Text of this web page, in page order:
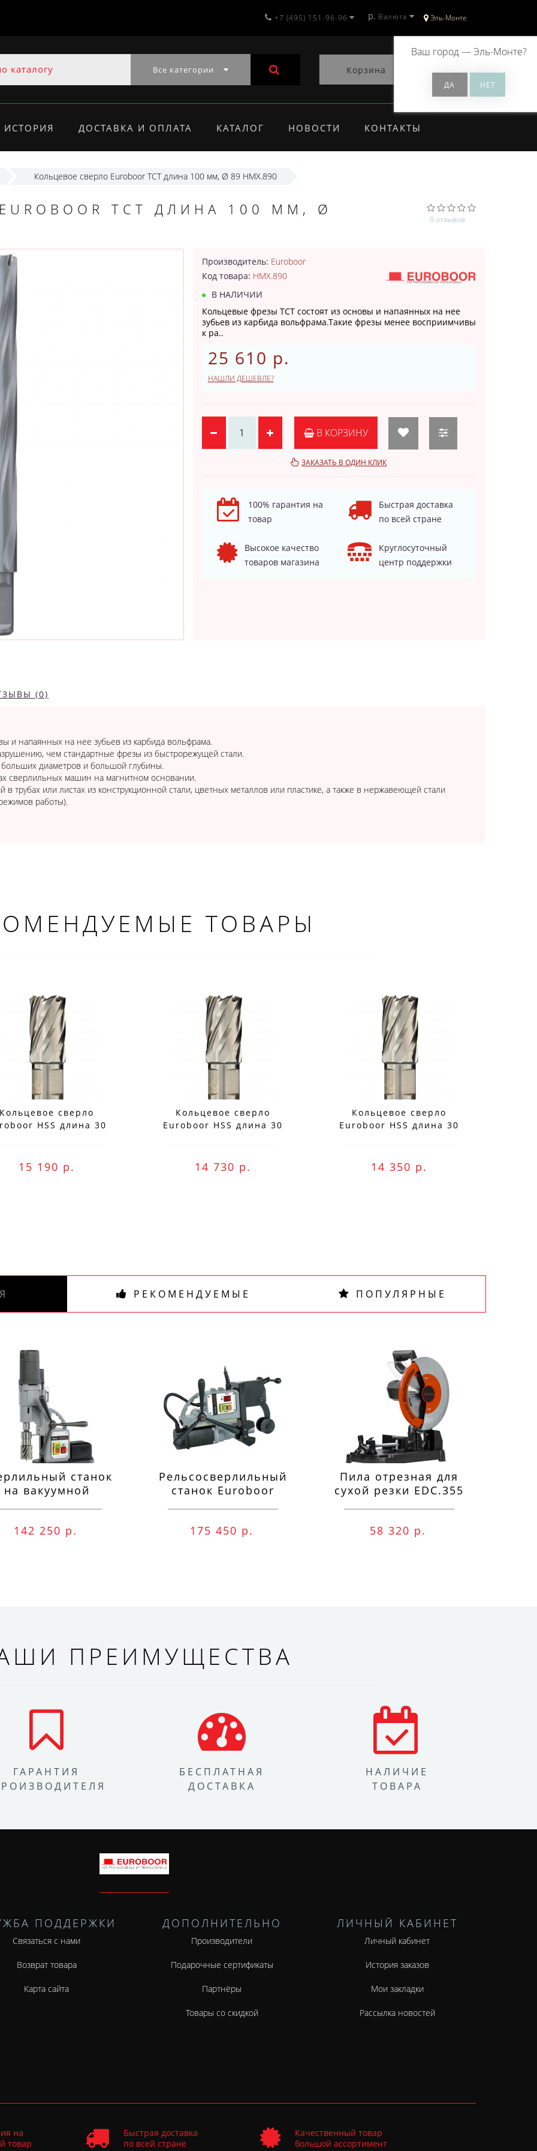
ДОБРО ПОЖАЛОВАТЬ!
Специальные предложения!
Подпишись и получай бонусы.
В нашем магазине всегда актуальные цены!
Эль-Монте
Ваш город —Эль-Монте?
+7 (495) 151-96-96 р. Валюта
Все категории Корзина 0
ИСТОРИЯ ДОСТАВКА И ОПЛАТА КАТАЛОГ НОВОСТИ КОНТАКТЫ
Кольцевое сверло Euroboor TCT длина 100 мм, Ø 89 HMX.890
TCT ДЛИНА 100 ММ, Ø
0 отзывов
Производитель: Euroboor
Код товара: HMX.890
В НАЛИЧИИ
Кольцевые фрезы TCT состоят из основы и напаянных на нее
зубьев из карбида вольфрама.Такие фрезы менее восприимчивы
к ра..
25 610 р.
НАШЛИ ДЕШЕВЛЕ?
В КОРЗИНУ
ЗАКАЗАТЬ В ОДИН КЛИК
100% гарантия на
товар
Быстрая доставка
по всей стране
Высокое качество
товаров магазина
Круглосуточный
центр поддержки
(0)
и напаянных на нее зубьев из карбида вольфрама.
чем стандартные фрезы из быстрорежущей стали.
диаметров и большой глубины.
сверлильных машин на магнитном основании.
в трубах или листах из конструкционной стали, цветных металлов или пластике, а также в нержавеющей стали
работы).
ТОВАРЫ
Кольцевое сверло
HSS длина 30
15 190 р.
Кольцевое сверло
Euroboor HSS длина 30
14 730 р.
Кольцевое сверло
Euroboor HSS длина 30
14 350 р.
РЕКОМЕНДУЕМЫЕ ПОПУЛЯРНЫЕ
станок
на вакуумной
142 250 р.
Рельсосверлильный
станок Euroboor
175 450 р.
Пила отрезная для
сухой резки EDC.355
58 320 р.
ПРЕИМУЩЕСТВА
ГАРАНТИЯ
БЕСПЛАТНАЯ
ДОСТАВКА
НАЛИЧИЕ
ТОВАРА
ПОДДЕРЖКИ
Связаться с нами
Возврат товара
Карта сайта
ДОПОЛНИТЕЛЬНО
Производители
Подарочные сертификаты
Партнёры
Товары со скидкой
ЛИЧНЫЙ КАБИНЕТ
Личный кабинет
История заказов
Мои закладки
Рассылка новостей
на
товар
Быстрая доставка
по всей стране
Качественный товар
большой ассортимент